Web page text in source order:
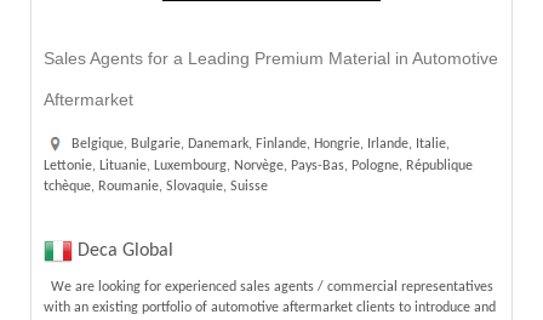
Sales Agents for a Leading Premium Material in Automotive
Aftermarket
Belgique, Bulgarie, Danemark, Finlande, Hongrie, Irlande, Italie,
Lettonie, Lituanie, Luxembourg, Norvège, Pays-Bas, Pologne, République
tchèque, Roumanie, Slovaquie, Suisse
Deca Global
We are looking for experienced sales agents / commercial representatives
with an existing portfolio of automotive aftermarket clients to introduce and